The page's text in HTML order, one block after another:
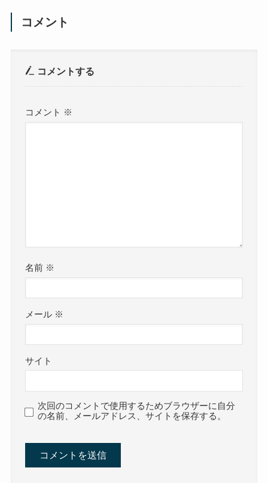
コメント
コメントする
コメント ※
名前 ※
メール ※
サイト
次回のコメントで使用するためブラウザーに自分
の名前、メールアドレス、サイトを保存する。